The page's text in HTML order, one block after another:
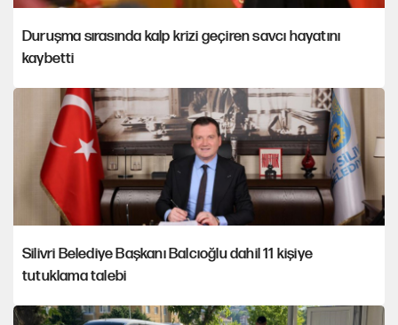
Duruşma sırasında kalp krizi geçiren savcı hayatını
kaybetti
Silivri Belediye Başkanı Balcıoğlu dahil 11 kişiye
tutuklama talebi